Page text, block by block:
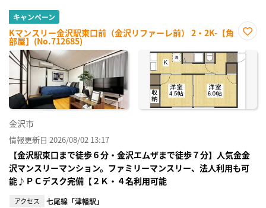
キャンペーン
Kマンスリー金沢駅東口前（金沢リファーレ前） 2・2K-【角
部屋】(No.712685)
に入
り登
金沢市
情報更新日 2026/08/02 13:17
【金沢駅東口まで徒歩６分・金沢エムザまで徒歩７分】人気金金
沢マンスリーマンション。ファミリーマンスリー、法人利用も可
能♪ＰＣデスク完備【２Ｋ・４名利用可能
アクセス 七尾線「津幡駅」